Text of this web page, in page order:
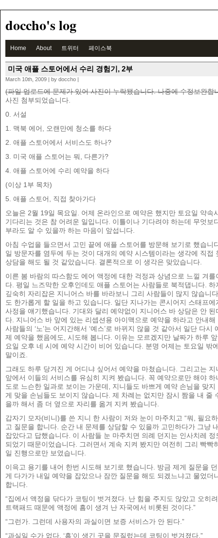
doccho's log
Home About 트위터 페이스북
미국 애플 스토어에서 수리 경험기, 2부
March 10th, 2009 | by doccho |
(파일 업로드에 문제가 있어 사진이 누락됐습니다. 나중에 수정보완합
사진 첨부되었습니다.
0. 서설
1. 맥북 에어, 오랜만에 청소를 하다
2. 애플 스토어에서 서비스도 하나?
3. 미국 애플 스토어는 뭐, 다른가?
4. 애플 스토어에 수리 예약을 하다
(이상 1부 목차)
5. 애플 스토어, 직접 찾아가다
오늘은 2월 19일 목요일. 어제 온라인으로 예약은 했지만 토요일 약속
기다리는 것은 참 어려운 일입니다. 이틀이나 기다려야 하는데 무엇보
부라도 알 수 있을까 하는 마음이 앞섭니다.
아침 수업을 들으면서 고민 끝에 애플 스토어를 방문해 보기로 했습니
일 방문자를 염두에 두는 것이 대개의 예약 시스템이라는 생각에 직접
상담을 해도 될 것 같았습니다. 결론적으로 이 생각은 맞았습니다.
이른 봄 바람의 따스함도 에어 액정에 대한 걱정과 상념으로 느낄 겨를
다. 평일 느즈막한 오후인데도 애플 스토어는 사람들로 북적댑니다. 하
깊숙히 자리잡은 지니어스 바를 바라보니 그리 사람들이 많지 않습니
도 한가롭게 할 일을 하고 있습니다. 일단 지나가는 콘시어지 스태프에
사정을 얘기했습니다. 기대와 달리 예약없이 지니어스 바 상담은 안 된
다. 지니어스 바 앞에 있는 리셉션용 아이맥으로 예약을 하라고 안내해
사람들의 ‘노’는 어지간해서 ‘예스’로 바뀌지 않을 것 같아서 일단 다시
제 예약을 했음에도, 시도해 봅니다. 이유는 모르겠지만 날짜가 하루
요일 오후 네 시에 예약 시간이 비어 있습니다. 분명 어제는 토요일 밖
말이죠.
그래도 하루 당겨진 게 어디냐 싶어서 예약을 마쳤습니다. 그리고는 지
앞에서 이들의 서비스를 유심히 지켜 봤습니다. 꼭 예약으로만 해야 하
도로 느슨한 일과로 보이는 가운데, 지니들도 바쁘게 예약 손님을 맞지
게 맞을 손님들도 보이지 않습니다. 제 차례는 없지만 잠시 짬을 내 줄
을까 해서 좀 더 옆으로 자리를 옮겨 지켜 봤습니다.
갑자기 모자(비니)를 쓴 지니 한 사람이 저와 눈이 마주치고 “뭐, 필요
고 질문을 합니다. 순간 내 문제를 상담할 수 있을까 고민하다가 그냥
잡았다고 답했습니다. 이 사람들 눈 마주치면 의례 던지는 인사치레 정
되었기 때문이었습니다. 그러면서 계속 지켜 봤지만 여전히 그리 빡빡
일 진행으로만 보였습니다.
이윽고 용기를 내어 한번 시도해 보기로 했습니다. 방금 제게 질문을
게 다가가 내일 예약을 잡았으나 잠깐 질문을 해도 되겠느냐고 물었더
합니다.
“집에서 액정을 닦다가 코팅이 벗겨졌다. 난 힘을 주지도 않았고 오히
트랙패드 때문에 액정에 흠이 생겨 난 자국에서 비롯된 것이다.”
“그런가. 그런데 사용자의 과실이면 보증 서비스가 안 된다.”
“과실일 수가 없다. ‘흠’이 생긴 곳을 문질렀는데 코팅이 벗겨졌다.”